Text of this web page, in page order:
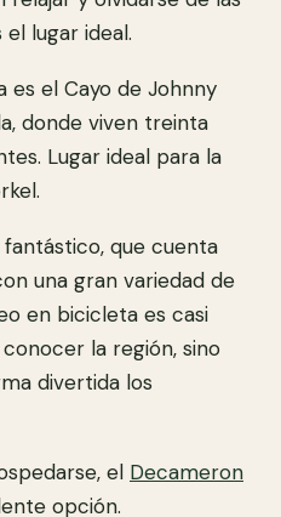
lugar ideal.
es el Cayo de Johnny
donde viven treinta
Lugar ideal para la
que cuenta
una gran variedad de
en bicicleta es casi
la región, sino
divertida los
el Decameron
opción.